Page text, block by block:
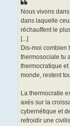
Nous vivons
dans laquelle
réchauffent le
[...]
Dis-moi combien
thermosociale tu
thermocratique
monde, restent
La thermocratie
axés sur la
cybernétique et
refroidir une